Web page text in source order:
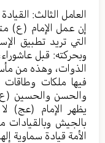
العامل الثالث:
إن عمل الإمام (ع)
التي تريد تطبيق
وبحركته: قبل
الذوات، وهذه من
فيها ملكات وطاقات
والحسن والحسين
يظهر الإمام (عج)
بالجيش وبالقيادات
الأمة قيادة سماوية